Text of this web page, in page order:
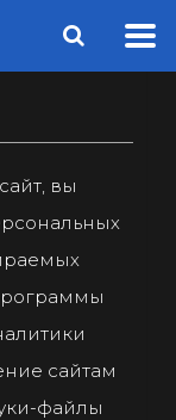
вы
сайтам
файлы